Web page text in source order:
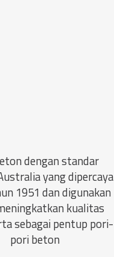
dengan standar
yang dipercaya
1951 dan digunakan
kualitas
sebagai pentup pori-
pori beton